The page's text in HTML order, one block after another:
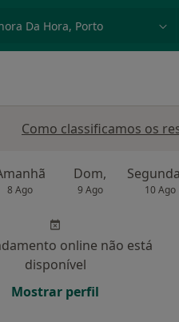
Como classificamos os
8 Ago
Dom,
9 Ago 10 Ago
online não está
disponível
Mostrar perfil